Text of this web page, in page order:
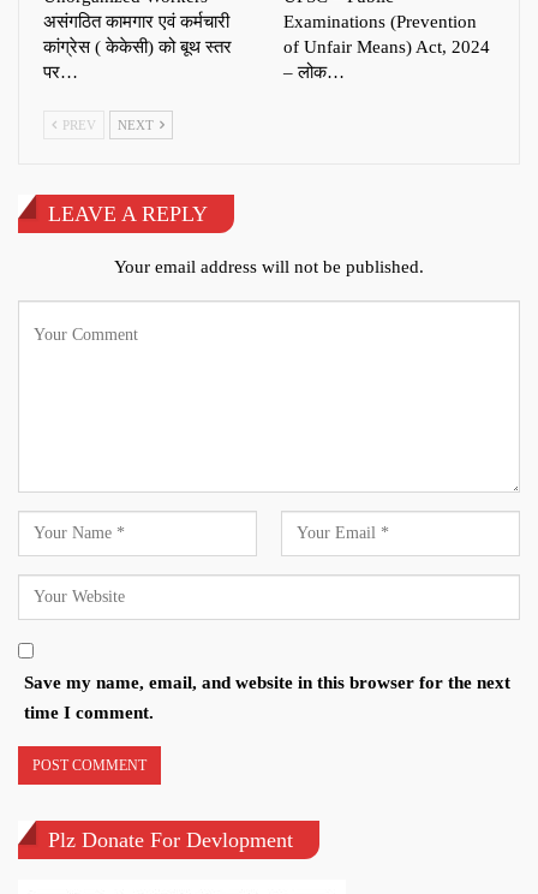
असंगठित कामगार एवं कर्मचारी
कांग्रेस ( केकेसी) को बूथ स्तर
पर…
Examinations (Prevention
of Unfair Means) Act, 2024
– लोक…
PREV NEXT
LEAVE A REPLY
Your email address will not be published.
Save my name, email, and website in this browser for the next
time I comment.
Plz Donate For Devlopment